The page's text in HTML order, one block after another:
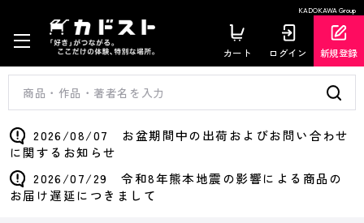
KADOKAWA Group
カート ログイン 新規登録
2026/08/07 お盆期間中の出荷およびお問い合わせ
に関するお知らせ
2026/07/29 令和8年熊本地震の影響による商品の
お届け遅延につきまして